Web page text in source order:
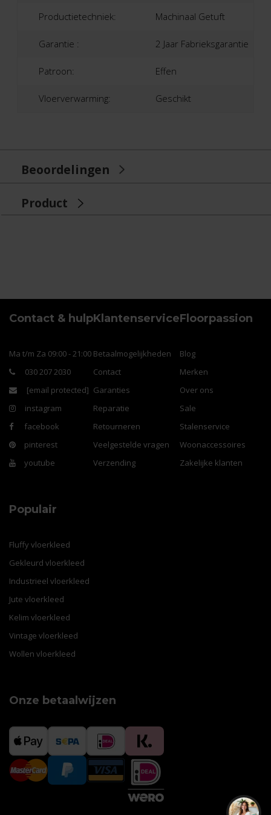
Beoordelingen
Product
Productietechniek: Machinaal Getuft
Garantie : 2 Jaar Fabrieksgarantie
Patroon: Effen
Vloerverwarming: Geschikt
Contact & hulp
Ma t/m Za 09:00 - 21:00
030 207 2030
[email protected]
instagram
facebook
pinterest
youtube
Klantenservice
Betaalmogelijkheden
Contact
Garanties
Reparatie
Retourneren
Veelgestelde vragen
Verzending
Floorpassion
Blog
Merken
Over ons
Sale
Stalenservice
Woonaccessoires
Zakelijke klanten
Populair
Fluffy vloerkleed
Gekleurd vloerkleed
Industrieel vloerkleed
Jute vloerkleed
Kelim vloerkleed
Vintage vloerkleed
Wollen vloerkleed
Onze betaalwijzen